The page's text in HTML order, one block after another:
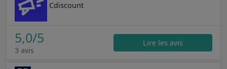
Cdiscount
5,0/5
3 avis
Lire les avis